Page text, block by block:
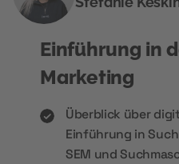
Einführung in
Marketing
Überblick über
Einführung in
SEM und